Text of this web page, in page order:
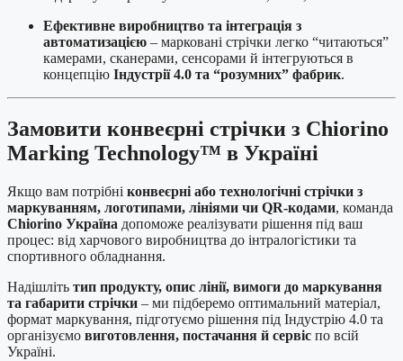
Ефективне виробництво та інтеграція з
автоматизацією – марковані стрічки легко “читаються”
камерами, сканерами, сенсорами й інтегруються в
концепцію Індустрії 4.0 та “розумних” фабрик.
Замовити конвеєрні стрічки з Chiorino
Marking Technology™ в Україні
Якщо вам потрібні конвеєрні або технологічні стрічки з
маркуванням, логотипами, лініями чи QR-кодами, команда
Chiorino Україна допоможе реалізувати рішення під ваш
процес: від харчового виробництва до інтралогістики та
спортивного обладнання.
Надішліть тип продукту, опис лінії, вимоги до маркування
та габарити стрічки – ми підберемо оптимальний матеріал,
формат маркування, підготуємо рішення під Індустрію 4.0 та
організуємо виготовлення, постачання й сервіс по всій
Україні.